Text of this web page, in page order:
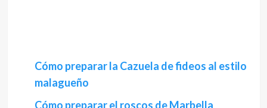
Cómo preparar la Cazuela de fideos al estilo
malagueño
Cómo preparar el roscos de Marbella